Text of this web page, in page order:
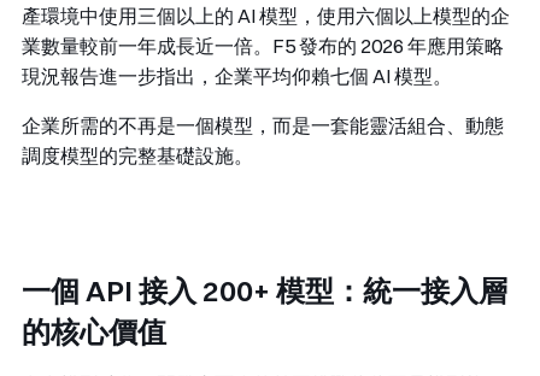
產環境中使用三個以上的 AI 模型，使用六個以上模型的企
業數量較前一年成長近一倍。F5 發布的 2026 年應用策略
現況報告進一步指出，企業平均仰賴七個 AI 模型。
企業所需的不再是一個模型，而是一套能靈活組合、動態
調度模型的完整基礎設施。
一個 API 接入 200+ 模型：統一接入層
的核心價值